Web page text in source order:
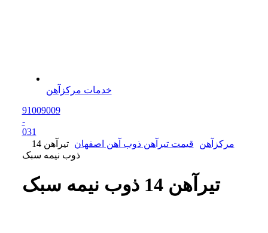
خدمات مرکزآهن
91009009
-
031
مرکزآهن
قیمت تیرآهن ذوب آهن اصفهان
تیرآهن 14
ذوب نیمه سبک
تیرآهن 14 ذوب نیمه سبک